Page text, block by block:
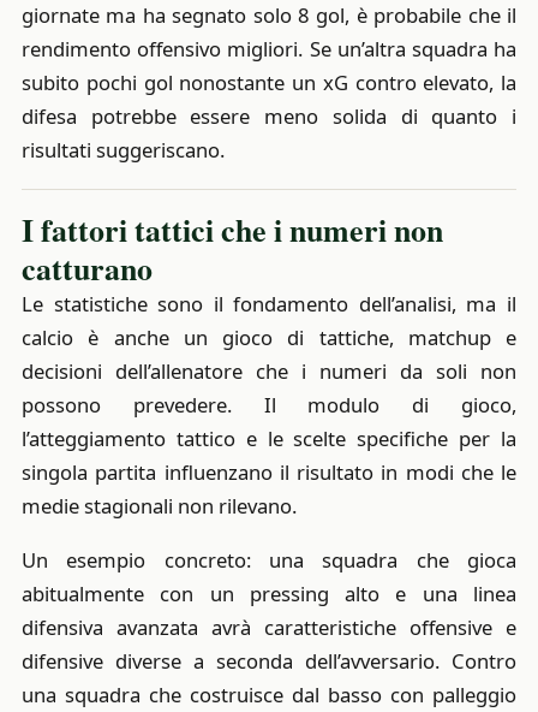
giornate ma ha segnato solo 8 gol, è probabile che il
rendimento offensivo migliori. Se un’altra squadra ha
subito pochi gol nonostante un xG contro elevato, la
difesa potrebbe essere meno solida di quanto i
risultati suggeriscano.
I fattori tattici che i numeri non
catturano
Le statistiche sono il fondamento dell’analisi, ma il
calcio è anche un gioco di tattiche, matchup e
decisioni dell’allenatore che i numeri da soli non
possono prevedere. Il modulo di gioco,
l’atteggiamento tattico e le scelte specifiche per la
singola partita influenzano il risultato in modi che le
medie stagionali non rilevano.
Un esempio concreto: una squadra che gioca
abitualmente con un pressing alto e una linea
difensiva avanzata avrà caratteristiche offensive e
difensive diverse a seconda dell’avversario. Contro
una squadra che costruisce dal basso con palleggio